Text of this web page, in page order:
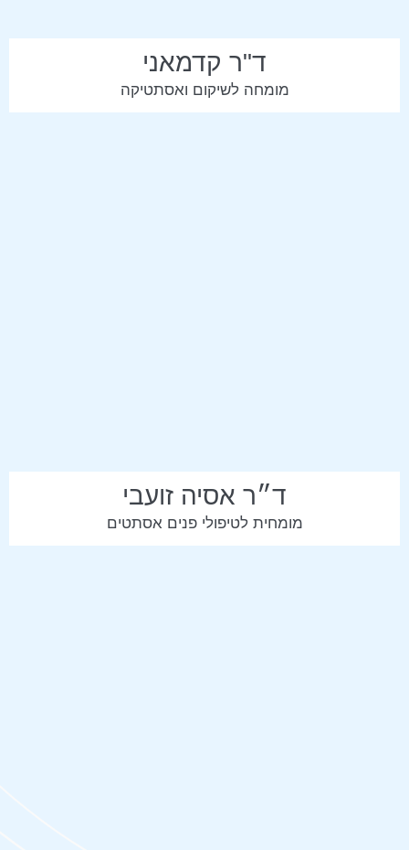
ד"ר קדמאני
מומחה לשיקום ואסתטיקה
ד״ר אסיה זועבי
מומחית לטיפולי פנים אסתטים